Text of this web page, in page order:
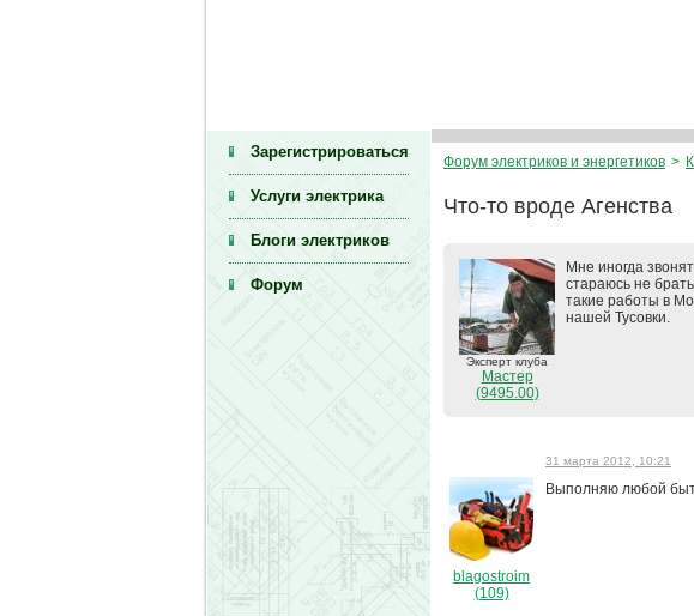
Зарегистрироваться
Услуги электрика
Блоги электриков
Форум
Форум электриков и энергетиков >
Что-то вроде Агенства
Эксперт клуба
Мастер
(9495.00)
Мне иногда
стараюсь не
такие работы в
нашей Тусовки.
blagostroim
(109)
31 марта 2012, 10:21
Выполняю любой